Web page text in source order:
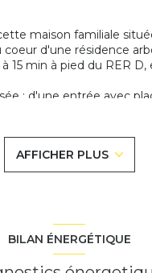
maison familiale
d'une résidence
15 min à pied du RER D,
: d'une entrée avec
à vis et un wc séparé
palier desservant 4
de 28 m² et sa salle
vidéophone et
parc privé avec aire de
AFFICHER PLUS
BILAN ÉNERGÉTIQUE